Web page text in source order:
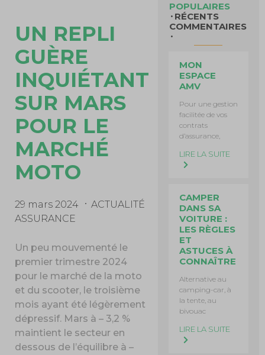
UN REPLI
GUÈRE
INQUIÉTANT
SUR MARS
POUR LE
MARCHÉ
MOTO
29 mars 2024
ACTUALITÉ
ASSURANCE
Un peu mouvementé le
premier trimestre 2024
pour le marché de la moto
et du scooter, le troisième
mois ayant été légèrement
dépressif. Mars à – 3,2 %
maintient le secteur en
dessous de l’équilibre à –
POPULAIRES
RÉCENTS
COMMENTAIRES
MON
ESPACE
AMV
Pour une gestion
facilitée de vos
contrats
d’assurance,
LIRE LA SUITE
CAMPER
DANS SA
VOITURE :
LES RÈGLES
ET
ASTUCES À
CONNAÎTRE
Alternative au
camping-car, à
la tente, au
bivouac
LIRE LA SUITE